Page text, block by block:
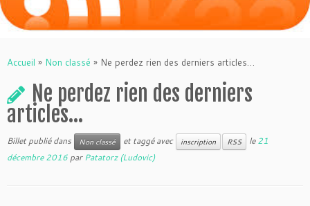
Accueil » Non classé » Ne perdez rien des derniers articles…
Ne perdez rien des derniers
articles…
Billet publié dans Non classé et taggé avec inscription RSS le21
décembre 2016 parPatatorz (Ludovic)